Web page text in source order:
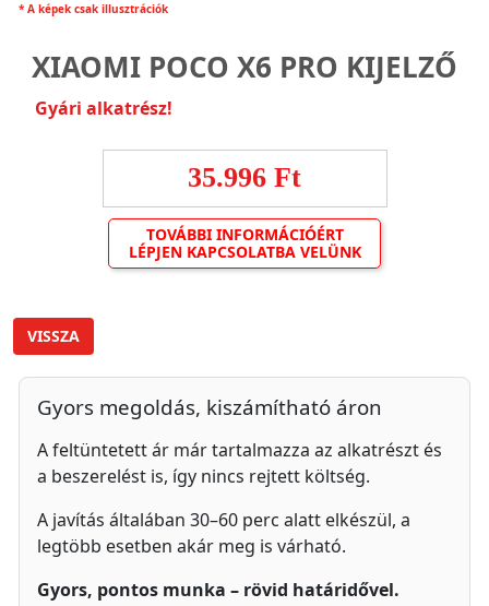
* A képek csak illusztrációk
XIAOMI POCO X6 PRO KIJELZŐ
Gyári alkatrész!
35.996 Ft
TOVÁBBI INFORMÁCIÓÉRT
LÉPJEN KAPCSOLATBA VELÜNK
VISSZA
Gyors megoldás, kiszámítható áron
A feltüntetett ár már tartalmazza az alkatrészt és
a beszerelést is, így nincs rejtett költség.
A javítás általában 30–60 perc alatt elkészül, a
legtöbb esetben akár meg is várható.
Gyors, pontos munka – rövid határidővel.